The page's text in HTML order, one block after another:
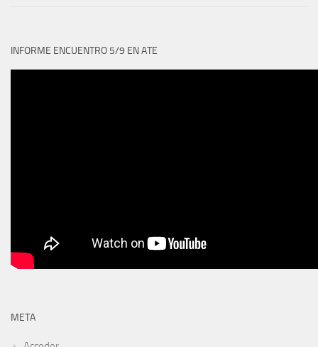
INFORME ENCUENTRO 5/9 EN ATE
META